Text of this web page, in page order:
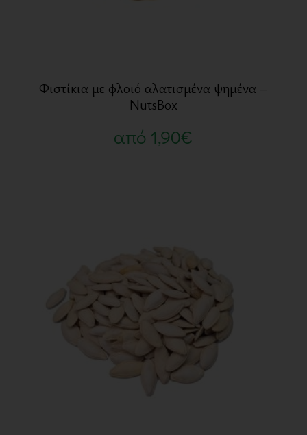
Φιστίκια με φλοιό αλατισμένα ψημένα –
NutsBox
από 1,90€